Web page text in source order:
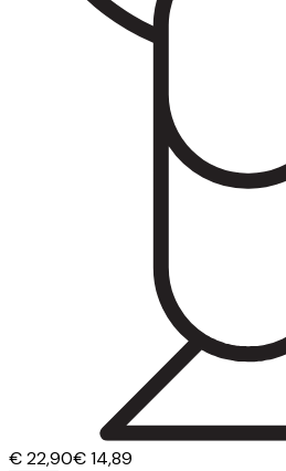
€ 22,90€ 14,89